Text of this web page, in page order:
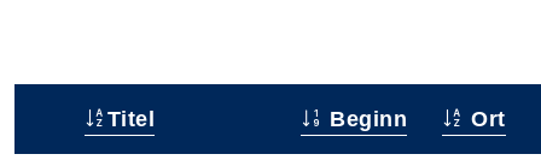
Titel Beginn Ort